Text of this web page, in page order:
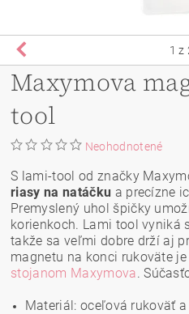
1 z
Maxymova
tool
Neohodnotené
S lami-tool od značky
riasy na natáčku a precízne
Premyslený uhol špičky
korienkoch. Lami tool vyniká
takže sa veľmi dobre drží aj
magnetu na konci rukoväte
stojanom Maxymova.
Materiál: oceľová rukoväť